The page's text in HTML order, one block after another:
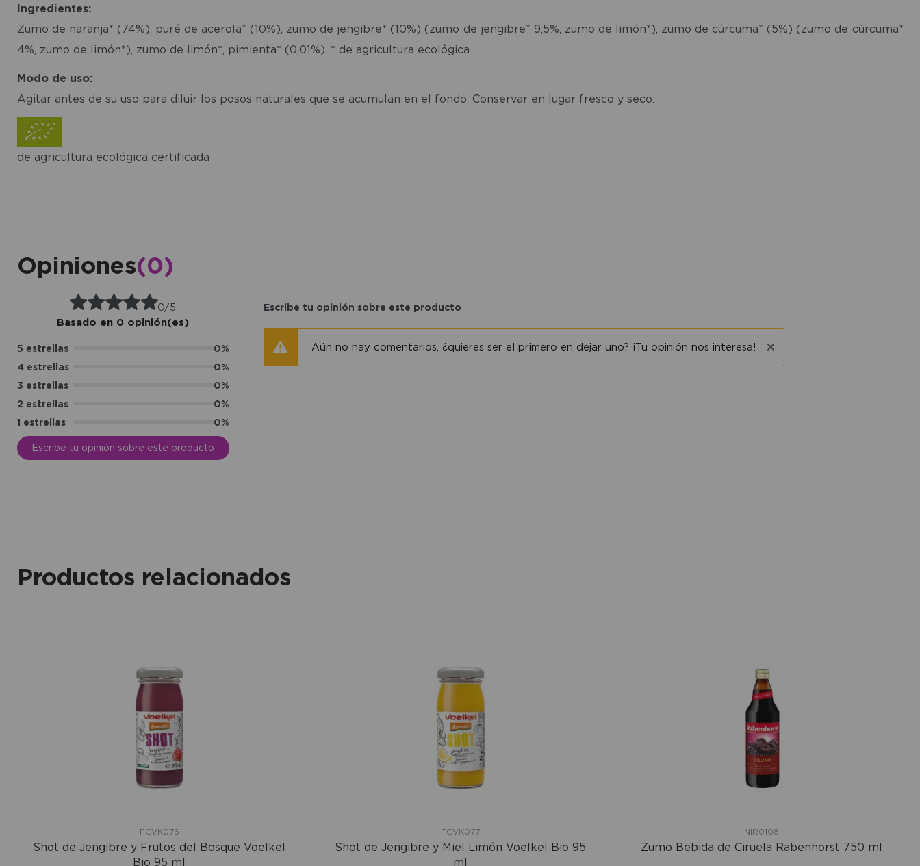
Ingredientes:
Zumo de naranja* (74%), puré de acerola* (10%), zumo de jengibre* (10%) (zumo de jengibre* 9,5%, zumo de limón*), zumo de cúrcuma* (5%) (zumo de cúrcuma*
4%, zumo de limón*), zumo de limón*, pimienta* (0,01%). * de agricultura ecológica
Modo de uso:
Agitar antes de su uso para diluir los posos naturales que se acumulan en el fondo. Conservar en lugar fresco y seco.
de agricultura ecológica certificada
Opiniones(0)
0/5
Basado en 0 opinión(es)
5 estrellas
0%
4 estrellas
0%
3 estrellas
0%
2 estrellas
0%
1 estrellas
0%
Escribe tu opinión sobre este producto
Escribe tu opinión sobre este producto
Aún no hay comentarios, ¿quieres ser el primero en dejar uno? ¡Tu opinión nos interesa!
Productos relacionados
FCVK076
Shot de Jengibre y Frutos del Bosque Voelkel
Bio 95 ml
FCVK077
Shot de Jengibre y Miel Limón Voelkel Bio 95
ml
NIR0108
Zumo Bebida de Ciruela Rabenhorst 750 ml